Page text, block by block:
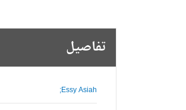
تفاصيل
Essy Asiah;